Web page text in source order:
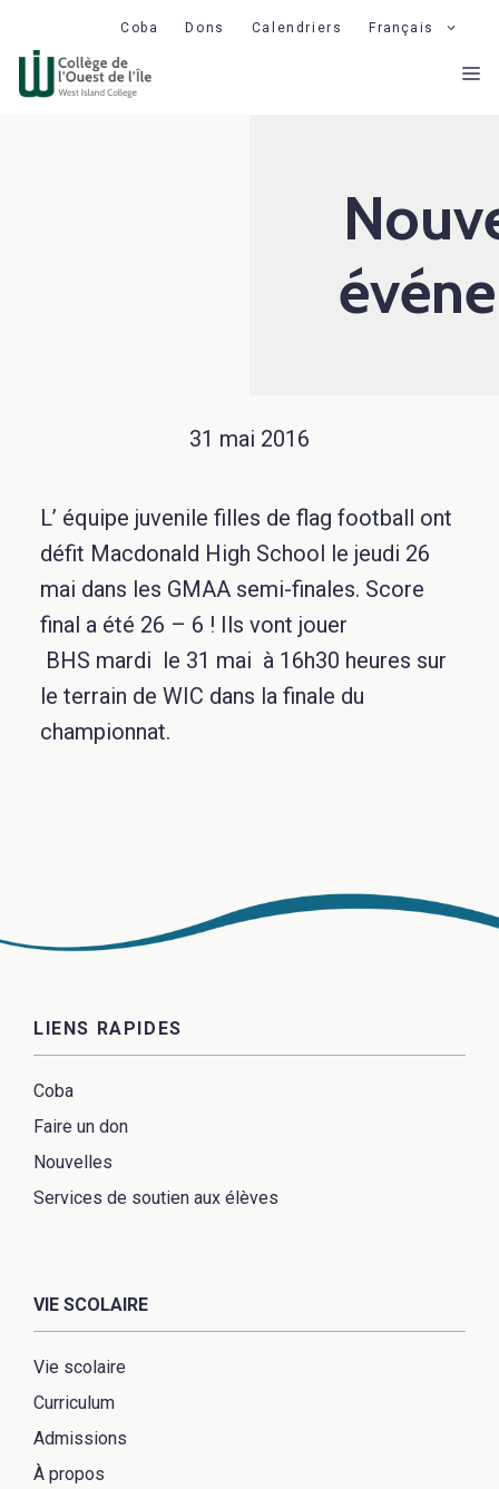
contenu
Coba Dons Calendriers Français
31 mai 2016
L’ équipe juvenile filles de flag football ont
défit Macdonald High School le jeudi 26
mai dans les GMAA semi-finales. Score
final a été 26 – 6 ! Ils vont jouer
BHS mardi le 31 mai à 16h30 heures sur
le terrain de WIC dans la finale du
championnat.
LIENS RAPIDES
Coba
Faire un don
Nouvelles
Services de soutien aux élèves
VIE SCOLAIRE
Vie scolaire
Curriculum
Admissions
À propos